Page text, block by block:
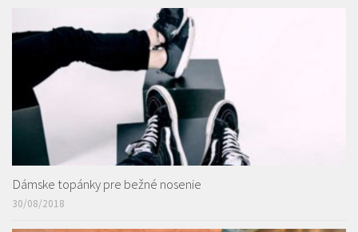
Dámske topánky pre bežné nosenie
30/08/2018